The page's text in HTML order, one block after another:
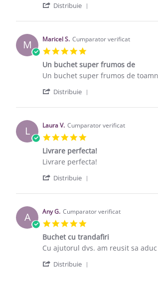
Distribuie
M Maricel S. Cumparator verificat
5.0 star rating
Un buchet super frumos de
Review by Maricel S. on 11 Nov
review stating Un buchet super
Un buchet super frumos de
Distribuie
L Laura V. Cumparator verificat
5.0 star rating
Livrare perfecta!
Review by Laura V. on 7 Nov 2017
review stating Livrare perfecta!
Livrare perfecta!
Distribuie
A Any G. Cumparator verificat
5.0 star rating
Buchet cu trandafiri
Review by Any G. on 19 Sep 2017
review stating Buchet cu trandafiri
Cu ajutorul dvs. am reusit sa
Distribuie